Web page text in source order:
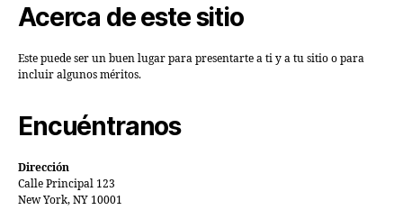
Acerca de este sitio
Este puede ser un buen lugar para presentarte a ti y a tu sitio o para
incluir algunos méritos.
Encuéntranos
Dirección
Calle Principal 123
New York, NY 10001